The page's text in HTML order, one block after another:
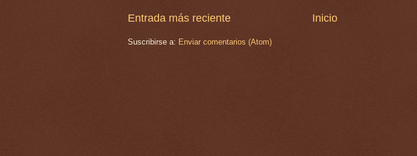
Entrada más reciente Inicio
Suscribirse a: Enviar comentarios (Atom)